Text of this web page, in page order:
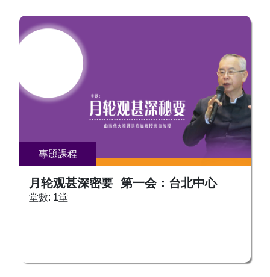
收心念佛，心中光化佛相。 ✅观音念佛：念佛清
脆，玉耳收音，震荡内光，调和内在能量，增强生
命光。 ✅实相念佛：汇聚五行之力，于法界无量
光中念佛，无念而念，光化自身，通达佛境。 张
卜生上师，实证佛法30余年，曾先后拜在禅宗、
天台宗、净土宗、唯识宗、密宗等50多位明师门
下修证佛法，对“明心见性”、“即身成佛”、天台止
观、八识理论、唐密实证、藏密大圆满等，都有着
极为深刻的证悟。张卜生上师将理论学佛与实证修
佛相结合，强调要理论为源、实证为根，擅于以妙
善法门，传授根本大成之道。 在全球化的大势之
下，张卜生上师据三教而游五教，集佛道儒三家圣
教等内证功夫于一身，同时又远访埃及、欧洲各
国，寻得耶稣法脉和默罕默德之秘藏神髓。华夏之
人数达到2万多人，遍布世界各地，全球粉丝数量
年的实修实证。 至今在全世界的佛教徒已经超过
了10亿之众。 作为一个佛教徒，自以为有佛教信
仰就是一个好徒弟。 是信众，还是徒弟，这是两
个绝然不同的角色。 什么是信众？ 信众是对释加
牟尼和他的教义敬仰和信服的人。 什么是徒弟？
以释加牟尼为本师，精进学习佛陀教义，力争做佛
陀一样的人，佛陀会的自己也要会，佛陀能做的，
自己也能做！ 如同一个徒弟向师父学习技艺一
样，最终要成为师父一样能耐的人。 作为一个佛
陀的徒弟，目标就是成佛！ 信众不同，只要相信
佛陀的伟大，甚至吹嘘佛陀的伟大，并不追随佛陀
成道的脚步，并不严格按照佛陀的教理行证的次第
修炼，也并不想成佛！ 甚至认为成佛是不可能的
專題課程
月轮观甚深密要 第一会：台北中心
堂數: 1堂